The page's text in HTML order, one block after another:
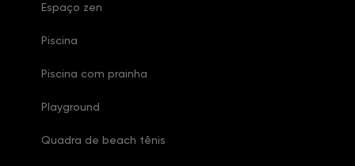
Espaço zen
Piscina
Piscina com prainha
Playground
Quadra de beach tênis